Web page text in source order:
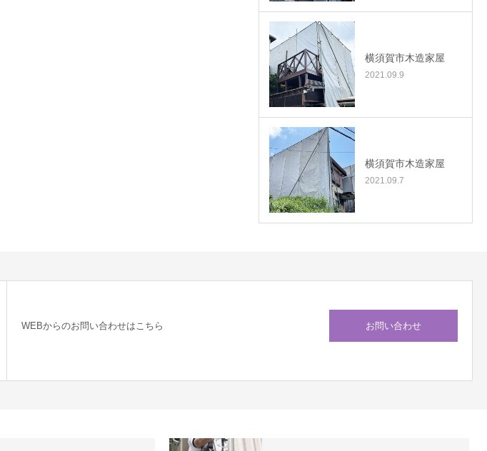
横須賀市木造家屋
2021.09.9
横須賀市木造家屋
2021.09.7
WEBからのお問い合わせはこちら お問い合わせ